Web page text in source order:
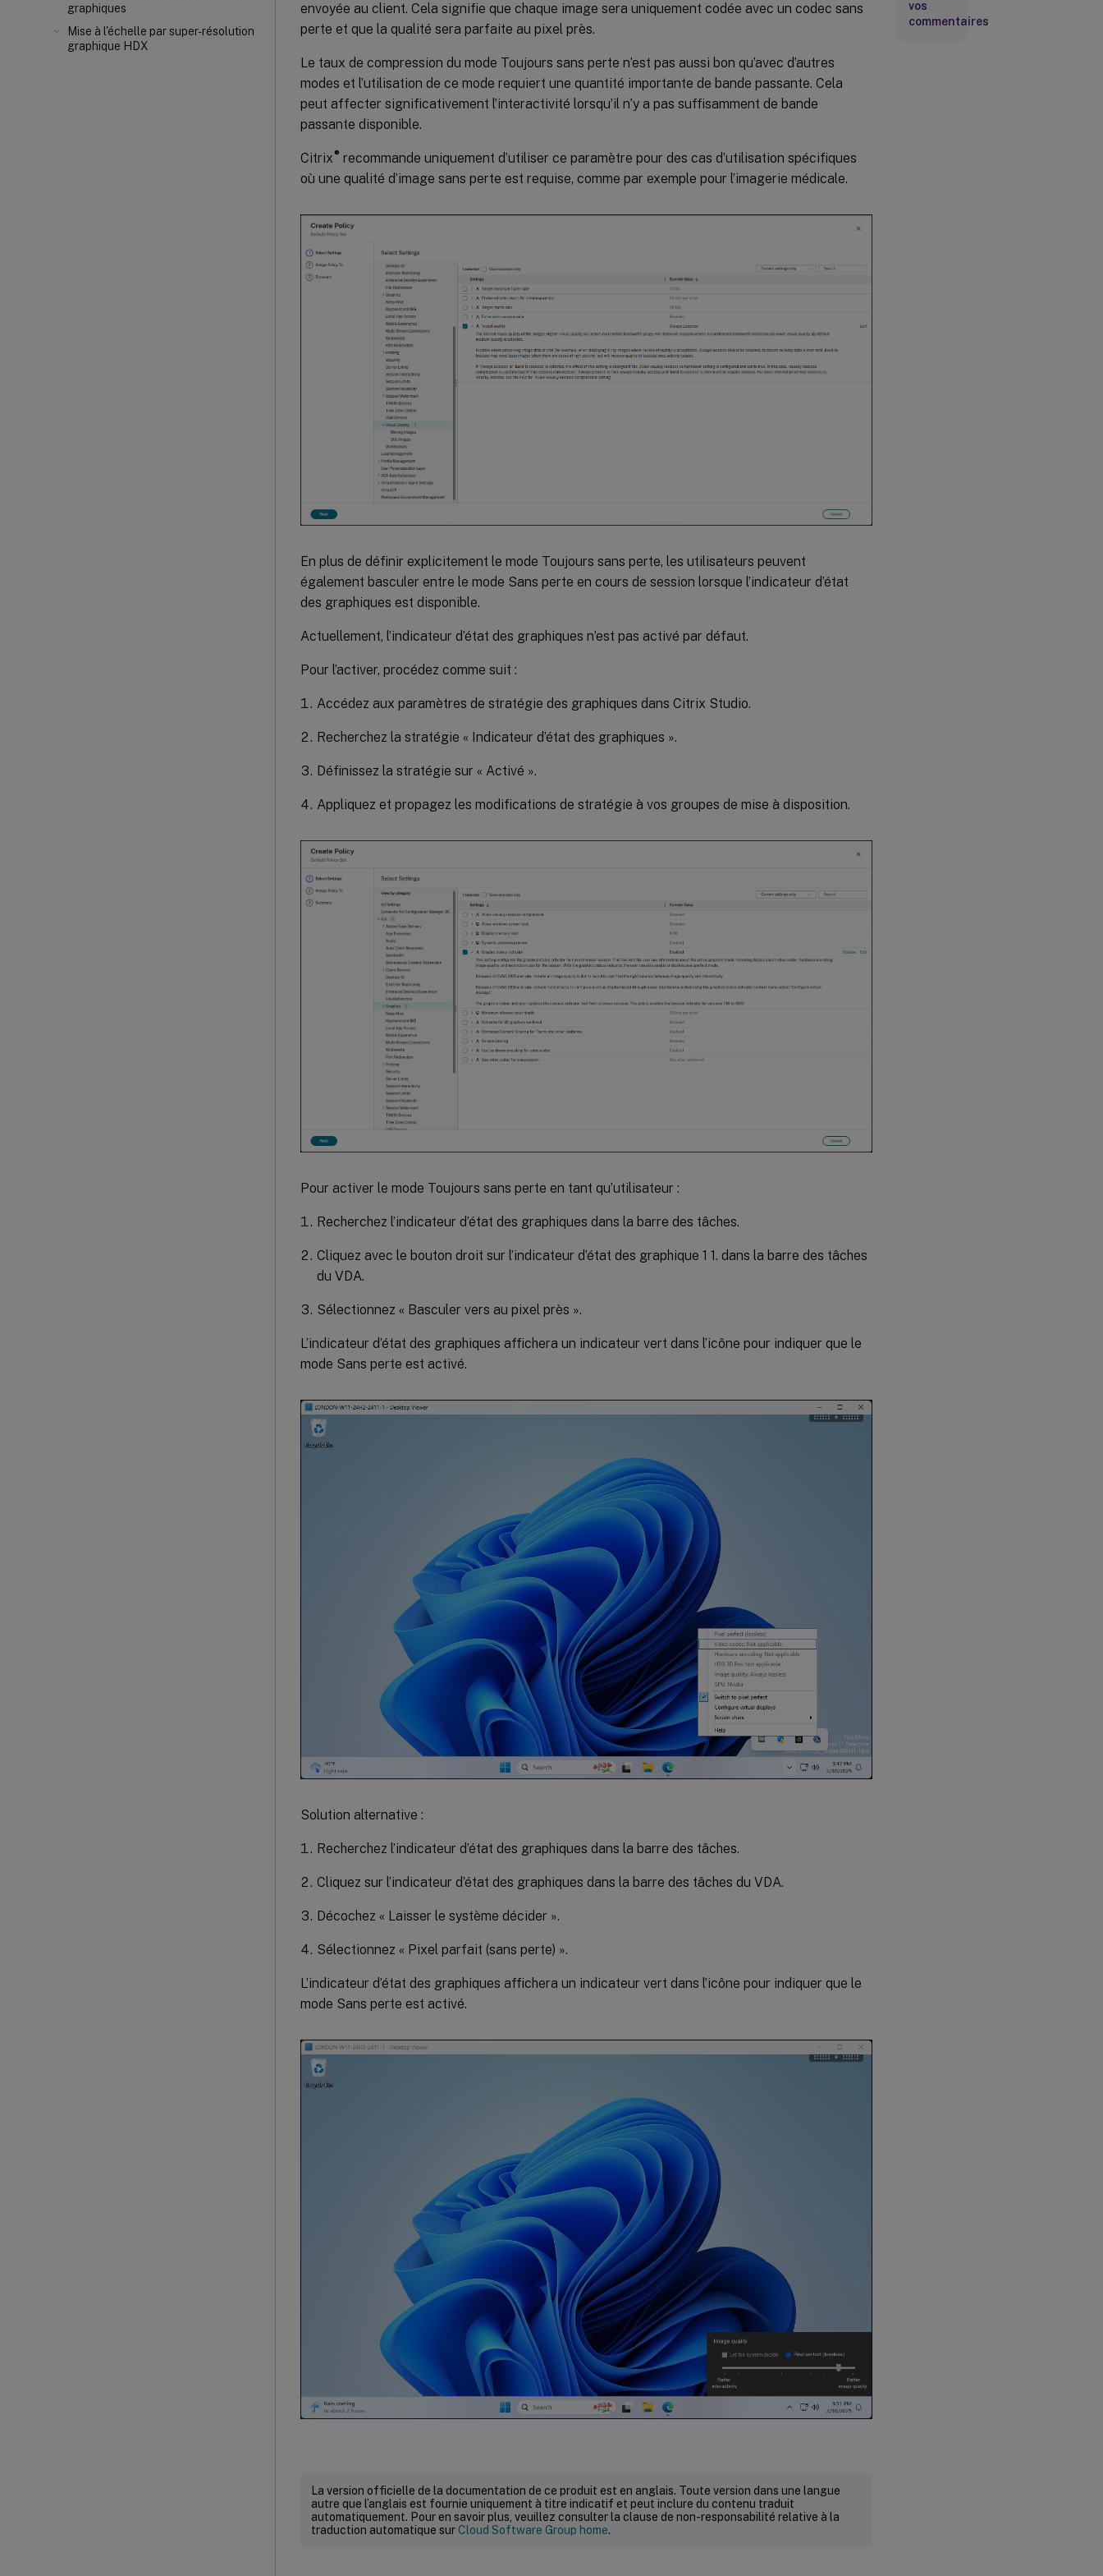
graphiques
Mise à l'échelle par super-résolution
graphique HDX
envoyée au client. Cela signifie que chaque image sera uniquement codée avec un codec sans
perte et que la qualité sera parfaite au pixel près.
Le taux de compression du mode Toujours sans perte n’est pas aussi bon qu’avec d’autres
modes et l’utilisation de ce mode requiert une quantité importante de bande passante. Cela
peut affecter significativement l’interactivité lorsqu’il n’y a pas suffisamment de bande
passante disponible.
Citrix® recommande uniquement d’utiliser ce paramètre pour des cas d’utilisation spécifiques
où une qualité d’image sans perte est requise, comme par exemple pour l’imagerie médicale.
En plus de définir explicitement le mode Toujours sans perte, les utilisateurs peuvent
également basculer entre le mode Sans perte en cours de session lorsque l’indicateur d’état
des graphiques est disponible.
Actuellement, l’indicateur d’état des graphiques n’est pas activé par défaut.
Pour l’activer, procédez comme suit :
Accédez aux paramètres de stratégie des graphiques dans Citrix Studio.
Recherchez la stratégie « Indicateur d’état des graphiques ».
Définissez la stratégie sur « Activé ».
Appliquez et propagez les modifications de stratégie à vos groupes de mise à disposition.
Pour activer le mode Toujours sans perte en tant qu’utilisateur :
Recherchez l’indicateur d’état des graphiques dans la barre des tâches.
Cliquez avec le bouton droit sur l’indicateur d’état des graphique 1 1. dans la barre des tâches
du VDA.
Sélectionnez « Basculer vers au pixel près ».
L’indicateur d’état des graphiques affichera un indicateur vert dans l’icône pour indiquer que le
mode Sans perte est activé.
Solution alternative :
Recherchez l’indicateur d’état des graphiques dans la barre des tâches.
Cliquez sur l’indicateur d’état des graphiques dans la barre des tâches du VDA.
Décochez « Laisser le système décider ».
Sélectionnez « Pixel parfait (sans perte) ».
L’indicateur d’état des graphiques affichera un indicateur vert dans l’icône pour indiquer que le
mode Sans perte est activé.
La version officielle de la documentation de ce produit est en anglais. Toute version dans une langue
autre que l’anglais est fournie uniquement à titre indicatif et peut inclure du contenu traduit
automatiquement. Pour en savoir plus, veuillez consulter la clause de non-responsabilité relative à la
traduction automatique surCloud Software Group home.
vos
commentaires